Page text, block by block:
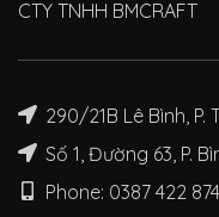
CTY TNHH BMCRAFT
290/21B Lê Bình, P.
Số 1, Đường 63, P.
Phone: 0387 422 874